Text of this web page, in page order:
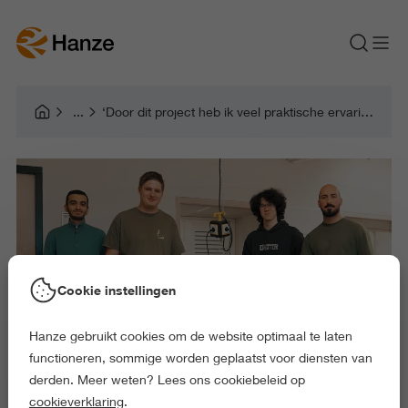
‘Door dit project heb ik veel praktische ervaring opgedaan’
Cookie instellingen
Hanze gebruikt cookies om de website optimaal te laten
functioneren, sommige worden geplaatst voor diensten van
derden. Meer weten? Lees ons cookiebeleid op
cookieverklaring.